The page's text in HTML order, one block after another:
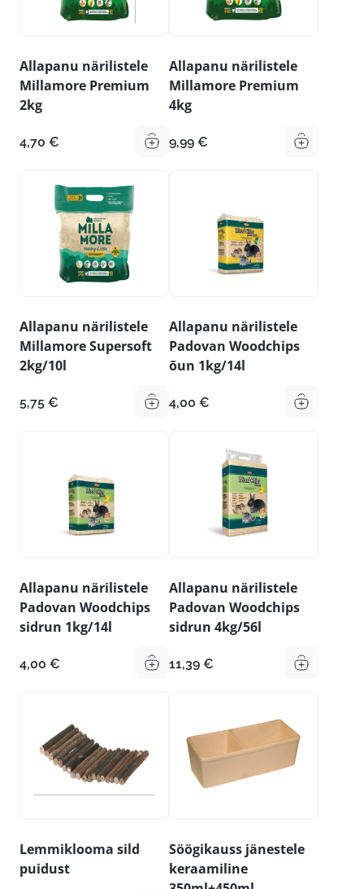
Allapanu närilistele
Millamore Premium
2kg
4,70 €
Allapanu närilistele
Millamore Premium
4kg
9,99 €
Allapanu närilistele
Millamore Supersoft
2kg/10l
5,75 €
Allapanu närilistele
Padovan Woodchips
õun 1kg/14l
4,00 €
Allapanu närilistele
Padovan Woodchips
sidrun 1kg/14l
4,00 €
Allapanu närilistele
Padovan Woodchips
sidrun 4kg/56l
11,39 €
Lemmiklooma sild
puidust
Söögikauss jänestele
keraamiline